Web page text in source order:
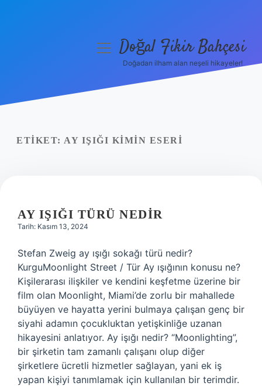
Yasal Uyarı
menüyüDoğal Fikir Bahçesi
Doğadan ilham alan neşeli hikayeler!
ETIKET: AY IŞIĞI KIMIN ESERI
AY IŞIĞI TÜRÜ NEDIR
Tarih: Kasım 13, 2024
Stefan Zweig ay ışığı sokağı türü nedir?
KurguMoonlight Street / Tür Ay ışığının konusu ne?
Kişilerarası ilişkiler ve kendini keşfetme üzerine bir
film olan Moonlight, Miami’de zorlu bir mahallede
büyüyen ve hayatta yerini bulmaya çalışan genç bir
siyahi adamın çocukluktan yetişkinliğe uzanan
hikayesini anlatıyor. Ay işığı nedir? “Moonlighting”,
bir şirketin tam zamanlı çalışanı olup diğer
şirketlere ücretli hizmetler sağlayan, yani ek iş
yapan kişiyi tanımlamak için kullanılan bir terimdir.